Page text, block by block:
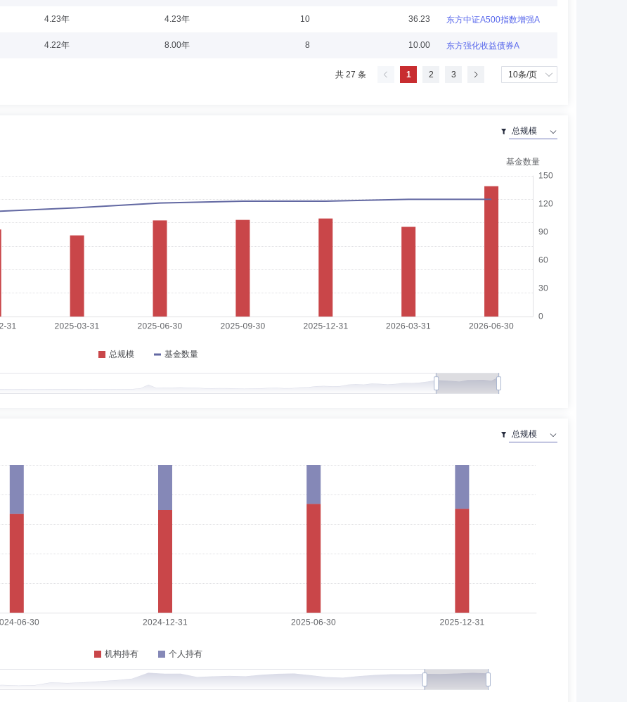
投证券研发部副总经理、机构业务部执行总经理（行政负责人）；西南证券研发中心总经理，宏源证券研究所（机构客户部）所长（总经
任东北证券股份有限公司党委委员、副总裁、战略规划部总经理，兼任中国证券业协会发展战略委员会委员，渤海期货股份有限公司董事，东
吉林大学数学系教师，吉林大学经济管理学院副教授，吉林大学商学院教授、博士生导师，吉林大学数量经济研究中心教授、博士生导师；
商业银行股份有限公司(非上市公司)独立董事,吉林瑞科汉斯电气股份有限公司独立董事,长春一汽富维汽车零部件股份有限公司独立董事,中国
09-03
士。曾任贵阳市财经学校会计专业教师，贵州省财经学院会计学系教师。现任中审众环会计师事务所(特普)监事长、海南分所负责人，兼任
司国投穗甬(现国瑞金融）资产管理公司党支书记副总裁，广西广投资产管理公司常务副总裁等，现任上海复曈管理咨询有限公司董事长，兼
：硕士 任职日期：2019-05-02
，固定收益投资部总经理，公募投资决策委员会委员。曾任安信证券投资组资金交易员、民生加银基金管理有限公司专户投资经理。2015年
报债券型证券投资基金基金经理、东方成长回报平衡混合型证券投资基金基金经理、东方臻悦纯债债券型证券投资基金基金经理、东方合家保
年政策性金融债指数证券投资基金基金经理、东方享誉30天滚动持有债券型证券投资基金基金经理、东方招益债券型证券投资基金基金经
理、东方添益债券型证券投资基金基金经理、东方臻裕债券型证券投资基金基金经理、东方锦合一年定期开放债券型发起式证券投资基金基金
东方臻宝纯债债券型证券投资基金基金经理、东方臻选纯债债券型证券投资基金基金经理、东方强化收益债券型证券投资基金基金经理、东方
债券型证券投资基金基金经理。
北证券股份有限公司延吉证券营业部财务经理、北京管理总部财务经理。2004年6月加盟东方基金管理有限责任公司，曾任财务主管，财务部
4.23年 4.23年 10 36.23 东方中证A500指数增强A
4.22年 8.00年 8 10.00 东方强化收益债券A
共 27 条 1 2 3